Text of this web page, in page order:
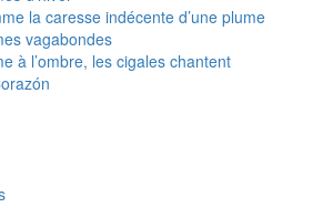
la caresse indécente d’une plume
vagabondes
à l’ombre, les cigales chantent